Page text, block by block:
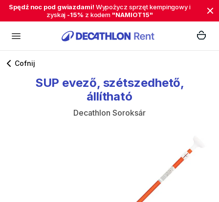
Spędź noc pod gwiazdami! Wypożycz sprzęt kempingowy i
zyskaj -15% z kodem "NAMIOT15"
Cofnij
SUP evező​,​ szétszedhető​,​
állítható
Decathlon Soroksár